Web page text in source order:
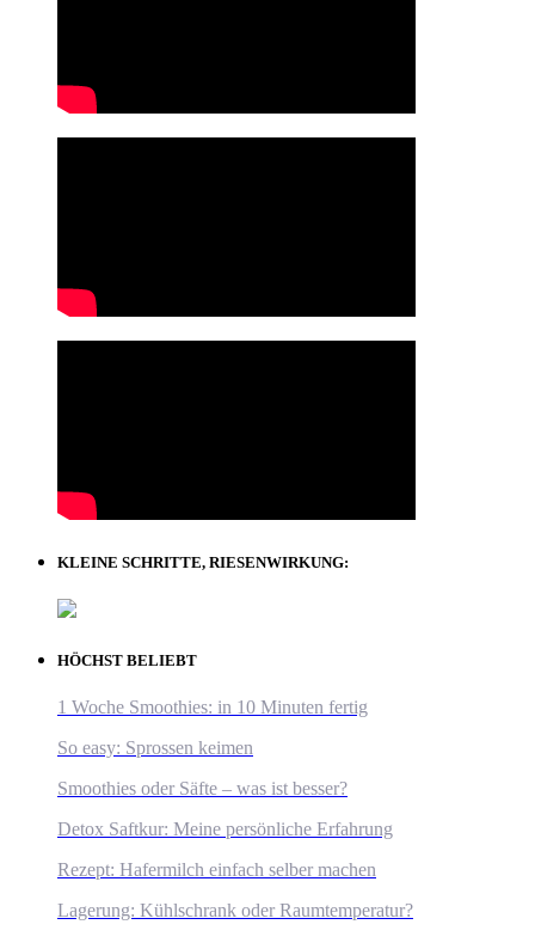
KLEINE SCHRITTE, RIESENWIRKUNG:
HÖCHST BELIEBT
1 Woche Smoothies: in 10 Minuten fertig
So easy: Sprossen keimen
Smoothies oder Säfte – was ist besser?
Detox Saftkur: Meine persönliche Erfahrung
Rezept: Hafermilch einfach selber machen
Lagerung: Kühlschrank oder Raumtemperatur?